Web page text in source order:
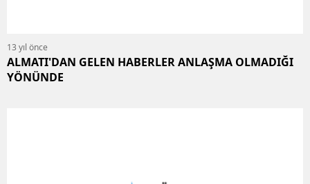
13 yıl önce
ALMATI'DAN GELEN HABERLER ANLAŞMA OLMADIĞI
YÖNÜNDE